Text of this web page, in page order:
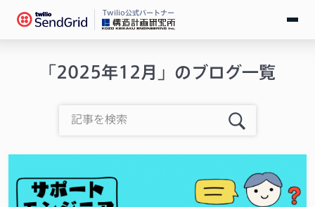
Twilio公式パートナー
料金
「2025年12月」のブログ一覧